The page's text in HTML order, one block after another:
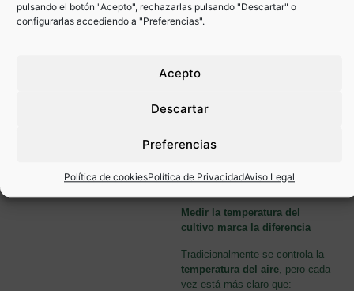
pulsando el botón "Acepto", rechazarlas pulsando "Descartar" o
configurarlas accediendo a "Preferencias".
Acepto
Descartar
Preferencias
Política de cookiesPolítica de PrivacidadAviso Legal
6. No solo
aire: la
planta
también
habla
Medir la temperatura del
cultivo marca la diferencia
Tradicionalmente se controla la
temperatura del aire, pero cada
vez está más claro que: